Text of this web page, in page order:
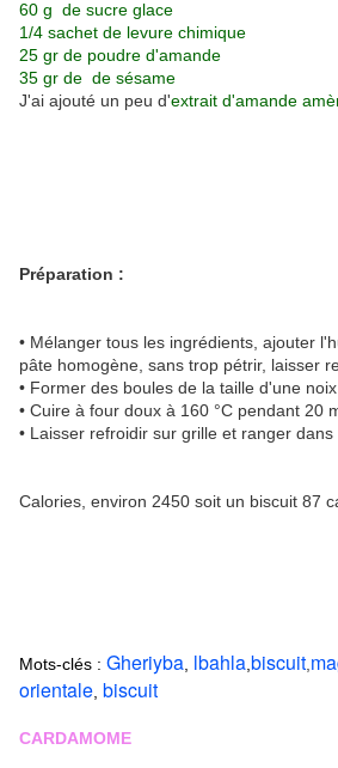
60 g de sucre glace
1/4 sachet de levure chimique
25 gr de poudre d'amande
35 gr de de sésame
J'ai ajouté un peu d'extrait d'amande
Préparation :
• Mélanger tous les ingrédients, ajouter
pâte homogène, sans trop pétrir, laisser
• Former des boules de la taille d'une noix
• Cuire à four doux à 160 °C pendant 20
• Laisser refroidir sur grille et ranger dans
Calories, environ 2450 soit un biscuit 87
Mots-clés : Gheriyba lbahlabiscuit
orientale biscuit
CARDAMOME